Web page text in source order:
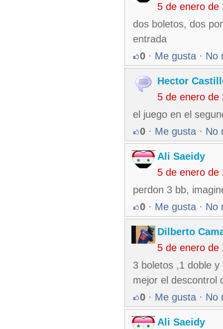
5 de enero de
dos boletos, dos
entrada
0 · Me gusta · No
Hector
5 de enero de
el juego en el
0 · Me gusta · No
Ali Saeidy
5 de enero de
perdon 3 bb,
0 · Me gusta · No
Dilberto
5 de enero de
3 boletos ,1 doble
mejor el descontrol
0 · Me gusta · No
Ali Saeidy